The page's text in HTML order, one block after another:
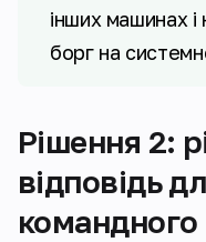
інших машинах і
борг на
Рішення 2:
відповідь
командного